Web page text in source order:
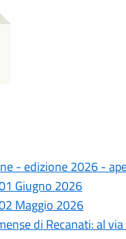
- edizione 2026 -
Giugno 2026
Maggio 2026
di Recanati: al